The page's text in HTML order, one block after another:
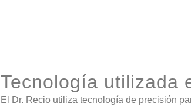
Tecnología utilizada
El Dr. Recio utiliza tecnología de precisión